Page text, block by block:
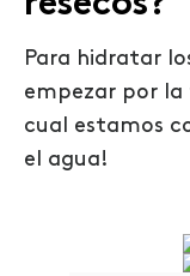
Para hidratar
empezar por
cual estamos
el agua!